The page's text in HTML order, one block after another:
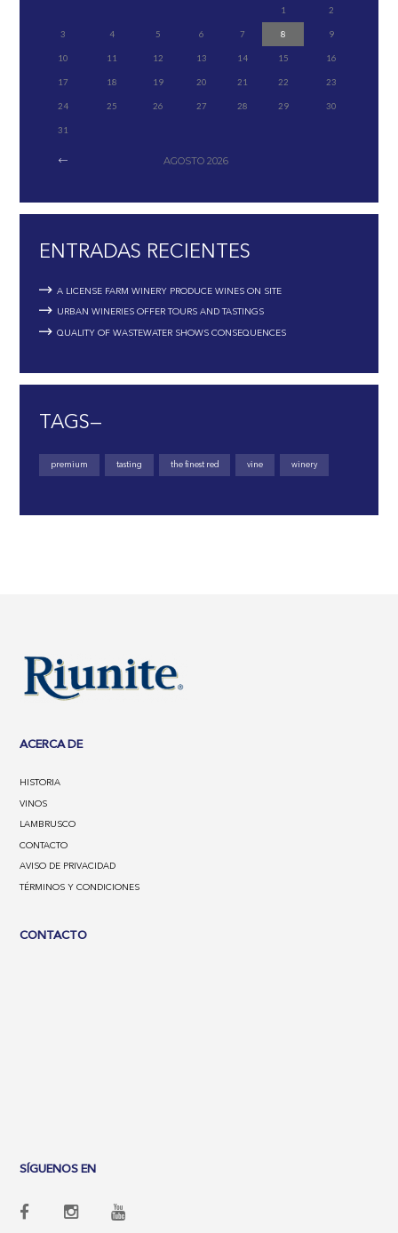
1 2
3 4 5 6 7 8 9
10 11 12 13 14 15 16
17 18 19 20 21 22 23
24 25 26 27 28 29 30
31
AGOSTO 2026
ENTRADAS RECIENTES
A LICENSE FARM WINERY PRODUCE WINES ON SITE
URBAN WINERIES OFFER TOURS AND TASTINGS
QUALITY OF WASTEWATER SHOWS CONSEQUENCES
TAGS—
premium tasting the finest red vine winery
ACERCA DE
HISTORIA
VINOS
LAMBRUSCO
CONTACTO
AVISO DE PRIVACIDAD
TÉRMINOS Y CONDICIONES
CONTACTO
SÍGUENOS EN